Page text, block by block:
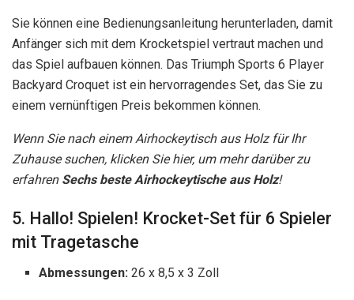
Sie können eine Bedienungsanleitung herunterladen, damit
Anfänger sich mit dem Krocketspiel vertraut machen und
das Spiel aufbauen können. Das Triumph Sports 6 Player
Backyard Croquet ist ein hervorragendes Set, das Sie zu
einem vernünftigen Preis bekommen können.
Wenn Sie nach einem Airhockeytisch aus Holz für Ihr
Zuhause suchen, klicken Sie hier, um mehr darüber zu
erfahren Sechs beste Airhockeytische aus Holz!
5. Hallo! Spielen! Krocket-Set für 6 Spieler
mit Tragetasche
Abmessungen: 26 x 8,5 x 3 Zoll